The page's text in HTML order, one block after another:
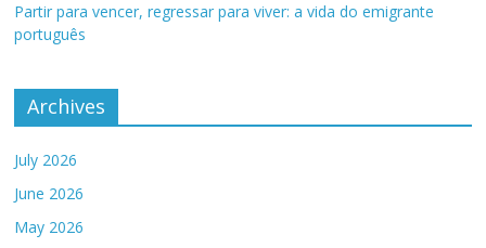
Partir para vencer, regressar para viver: a vida do emigrante
português
Archives
July 2026
June 2026
May 2026